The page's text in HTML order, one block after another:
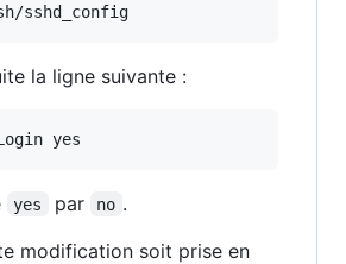
sshd_config
la ligne suivante :
yes par no .
modification soit prise en